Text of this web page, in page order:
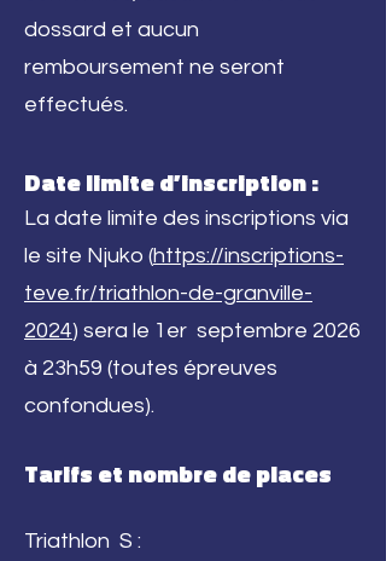
dossard et aucun
remboursement ne seront
effectués.
Date limite d’inscription :
La date limite des inscriptions via
le site Njuko (https://inscriptions-
teve.fr/triathlon-de-granville-
2024) sera le 1er septembre 2026
à 23h59 (toutes épreuves
confondues).
Tarifs et nombre de places
Triathlon S :